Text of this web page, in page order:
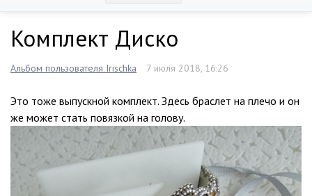
Комплект Диско
Альбом пользователя Irischka 7 июля 2018, 16:26
Это тоже выпускной комплект. Здесь браслет на плечо и он
же может стать повязкой на голову.